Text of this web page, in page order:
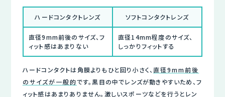
ハードコンタクトレンズ ソフトコンタクトレンズ
直径9mm前後のサイズ、フ
ィット感はあまりない
直径14mm程度のサイズ、
しっかりフィットする
ハードコンタクトは角膜よりもひと回り小さく、 直径9mm前後
のサイズが一般的です。黒目の中でレンズが動きやすいため、フ
ィット感はあまりありません。激しいスポーツなどを行うとレン